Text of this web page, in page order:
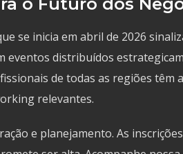
se inicia em abril de 2026
eventos distribuídos
de todas as regiões têm
relevantes.
e planejamento. As